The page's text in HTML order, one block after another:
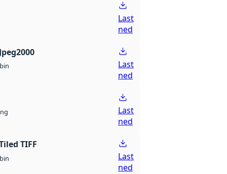
Last
ned
bin
Last
ned
Last
ned
TIFF
bin
Last
ned